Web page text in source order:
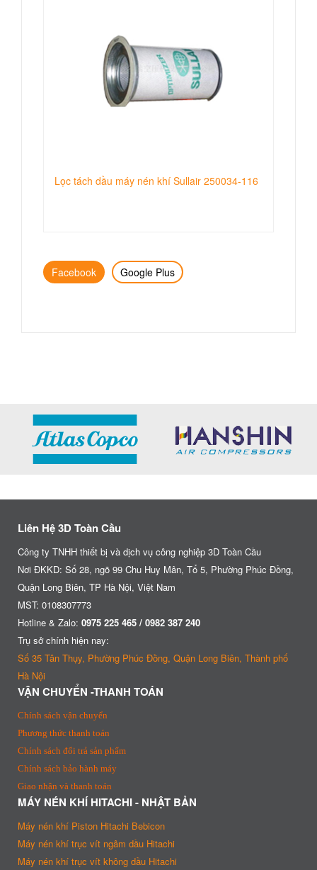
Lọc tách dầu máy nén khí Sullair 250034-116
Facebook Google Plus
Liên Hệ 3D Toàn Cầu
Công ty TNHH thiết bị và dịch vụ công nghiệp 3D Toàn Cầu
Nơi ĐKKD: Số 28, ngõ 99 Chu Huy Mân, Tổ 5, Phường Phúc Đồng,
Quận Long Biên, TP Hà Nội, Việt Nam
MST: 0108307773
Hotline & Zalo: 0975 225 465 / 0982 387 240
Trụ sở chính hiện nay:
Số 35 Tân Thụy, Phường Phúc Đồng, Quận Long Biên, Thành phố
Hà Nội
VẬN CHUYỂN -THANH TOÁN
Chính sách vận chuyển
Phương thức thanh toán
Chính sách đổi trả sản phẩm
Chính sách bảo hành máy
Giao nhận và thanh toán
MÁY NÉN KHÍ HITACHI - NHẬT BẢN
Máy nén khí Piston Hitachi Bebicon
Máy nén khí trục vít ngâm dầu Hitachi
Máy nén khí trục vít không dầu Hitachi